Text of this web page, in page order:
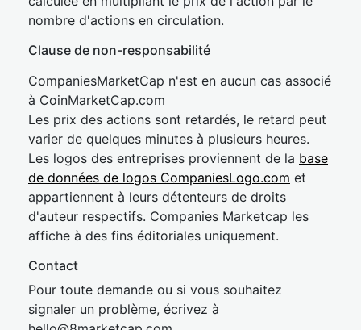
nombre d'actions en circulation.
Clause de non-responsabilité
CompaniesMarketCap n'est en aucun cas associé
à CoinMarketCap.com
Les prix des actions sont retardés, le retard peut
varier de quelques minutes à plusieurs heures.
Les logos des entreprises proviennent de la base
de données de logos CompaniesLogo.com et
appartiennent à leurs détenteurs de droits
d'auteur respectifs. Companies Marketcap les
affiche à des fins éditoriales uniquement.
Contact
Pour toute demande ou si vous souhaitez
signaler un problème, écrivez à